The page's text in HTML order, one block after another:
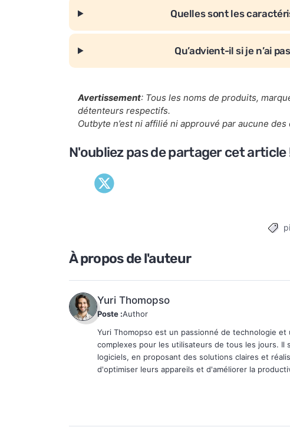
Quelles sont les
Qu’advient-il si je n’ai
Avertissement: Tous les noms de produits,
détenteurs respectifs.
Outbyte n’est ni affilié ni approuvé par aucune
N'oubliez pas de partager cet article
À propos de l'auteur
Yuri Thomopso
Poste :Author
Yuri Thomopso est un passionné de technologie
complexes pour les utilisateurs de tous les jours. Il
logiciels, en proposant des solutions claires et
d'optimiser leurs appareils et d'améliorer la